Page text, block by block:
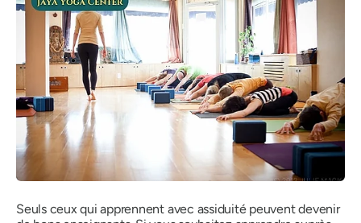
Seuls ceux qui apprennent avec assiduité peuvent devenir